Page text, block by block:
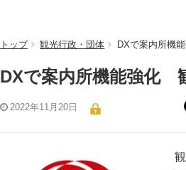
トップ 観光行政・団体 DXで案内所機
DXで案内所機能強化
2022年11月20日
観